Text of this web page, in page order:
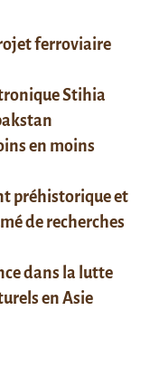
ferroviaire
Stihia
en moins
préhistorique et
de recherches
dans la lutte
en Asie